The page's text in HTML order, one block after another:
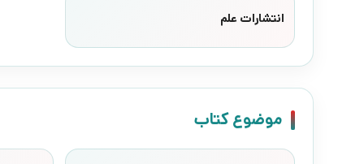
انتشارات علم
موضوع کتاب